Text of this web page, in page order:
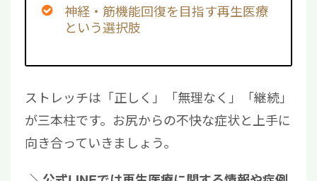
神経・筋機能回復を目指す再生医療
という選択肢
ストレッチは「正しく」「無理なく」「継続」
が三本柱です。お尻からの不快な症状と上手に
向き合っていきましょう。